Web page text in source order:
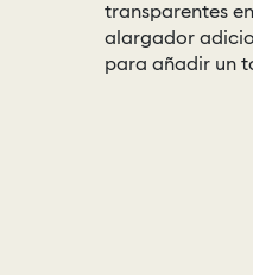
transparentes
alargador
para añadir un